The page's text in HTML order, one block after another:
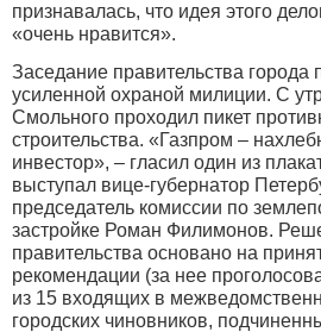
признавалась, что идея этого
«очень нравится».
Заседание правительства города
усиленной охраной милиции. С
Смольного проходил пикет
строительства. «Газпром –
инвестор», – гласил один из
выступал вице-губернатор
председатель комиссии по
застройке Роман Филимонов.
правительства основано на
рекомендации (за нее
из 15 входящих в
городских чиновников,